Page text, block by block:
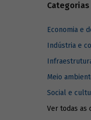
Categorias
Economia e
Indústria e
Meio
Social e
Ver todas as